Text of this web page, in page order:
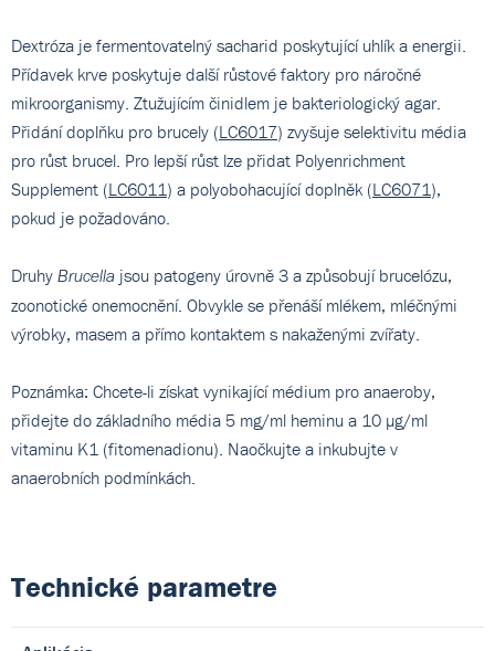
Dextróza je fermentovatelný sacharid poskytující uhlík a energii.
Přídavek krve poskytuje další růstové faktory pro náročné
mikroorganismy. Ztužujícím činidlem je bakteriologický agar.
Přidání doplňku pro brucely (LC6017) zvyšuje selektivitu média
pro růst brucel. Pro lepší růst lze přidat Polyenrichment
Supplement (LC6011) a polyobohacující doplněk (LC6071),
pokud je požadováno.
Druhy Brucella jsou patogeny úrovně 3 a způsobují brucelózu,
zoonotické onemocnění. Obvykle se přenáší mlékem, mléčnými
výrobky, masem a přímo kontaktem s nakaženými zvířaty.
Poznámka: Chcete-li získat vynikající médium pro anaeroby,
přidejte do základního média 5 mg/ml heminu a 10 µg/ml
vitaminu K1 (fitomenadionu). Naočkujte a inkubujte v
anaerobních podmínkách.
Technické parametre